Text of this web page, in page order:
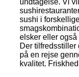
sushi i
elsker eller også
Der tilfredsstiller
på en rejse
kvalitet.